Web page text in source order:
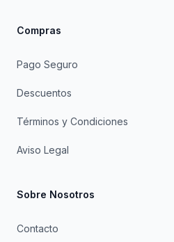
Compras
Pago Seguro
Descuentos
Términos y Condiciones
Aviso Legal
Sobre Nosotros
Contacto